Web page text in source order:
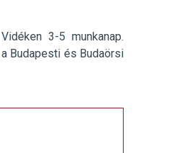
3-5 munkanap.
Budapesti és Budaörsi